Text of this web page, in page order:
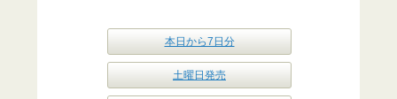
本日から7日分
土曜日発売